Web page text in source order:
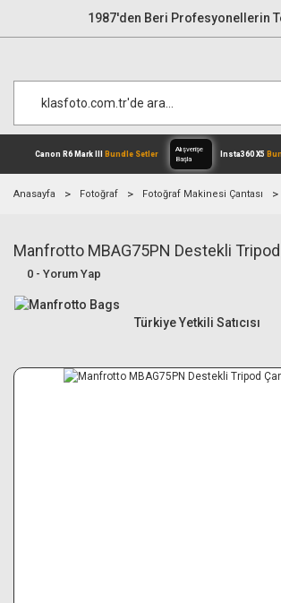
1987'den Beri Profesyonellerin
Canon R6 Mark III Bundle Setler
Anasayfa Fotoğraf Fotoğraf Makinesi Çantası
Manfrotto MBAG75PN Destekli Tripod
0 - Yorum Yap
Türkiye Yetkili Satıcısı